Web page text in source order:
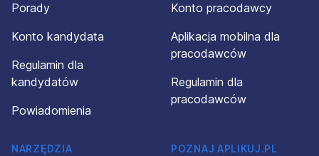
Porady
Konto kandydata
Regulamin dla
kandydatów
Powiadomienia
Konto pracodawcy
Aplikacja mobilna dla
pracodawców
Regulamin dla
pracodawców
NARZĘDZIA
POZNAJ APLIKUJ.PL